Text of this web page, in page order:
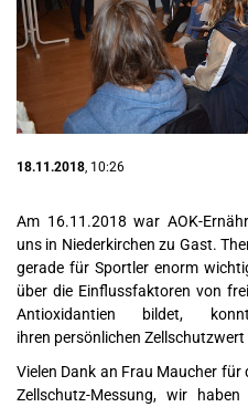
18.11.2018 , 10:26
Am 16.11.2018 war AOK-
uns in Niederkirchen zu Gast.
gerade für Sportler enorm
über die Einflussfaktoren von
Antioxidantien bildet,
ihren persönlichen
Vielen Dank an Frau Maucher
Zellschutz-Messung, wir